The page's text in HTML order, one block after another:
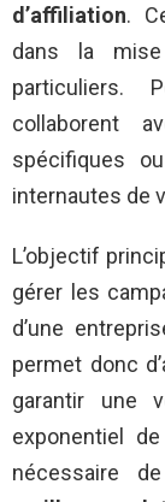
d’affiliation.
dans la
particuliers.
collaborent
spécifiques
internautes de
L’objectif
gérer les
d’une
permet donc
garantir une
exponentiel
nécessaire